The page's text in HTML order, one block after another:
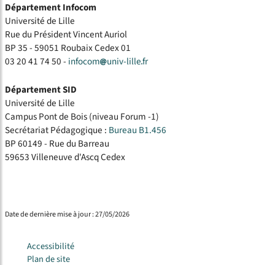
Département Infocom
Université de Lille
Rue du Président Vincent Auriol
BP 35 - 59051 Roubaix Cedex 01
03 20 41 74 50 - infocom univ-lillefr
Département SID
Université de Lille
Campus Pont de Bois (niveau Forum -1)
Secrétariat Pédagogique : Bureau B1.456
BP 60149 - Rue du Barreau
59653 Villeneuve d'Ascq Cedex
Date de dernière mise à jour : 27/05/2026
Accessibilité
Plan de site